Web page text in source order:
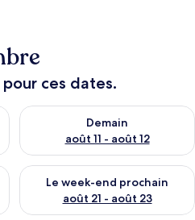
ces dates.
soir août 10 - août 11
Demain
août 11 - août 12
Vérifier la disponibilité pour
week-end août 14 - août 16
Le week-end prochain
août 21 - août 23
Vérifier la disponibilité pour